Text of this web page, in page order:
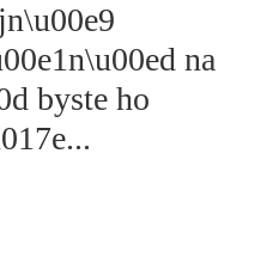
na
byste ho